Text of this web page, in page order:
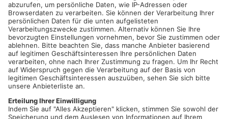
SCHLÜCHTERN/OFFENBACH/ASCHAFFENBURG.Seit einem
Jahr wird ein 84-Jähriger aus Schlüchtern vermisst – jetzt
startet die Kriminalpolizei einen erneuten Suchaufruf. Karl-
Theodor Hahn wurde zuletzt heute vor einem Jahr bei einem
Spaziergang gesehen, seitdem fehlt von ihm jede Spur. Da der
84-Jährige an Demenz leidet, hält es die Kripo für möglich,
dass er auch im Raum Offenbach und Aschaffenburg
unterwegs ist. Aber auch ein Unglücksfall ist wahrscheinlich,
teilt die Polizei mit. Karl-Theodor Hahn ist 1,64 Meter groß und
war zum Zeitpunkt seines Verschwindens dunkel bekleidet.
Artikel teilen